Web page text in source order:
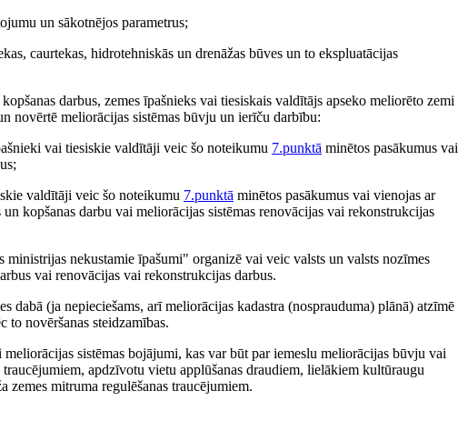
un sākotnējos parametrus;
caurtekas, hidrotehniskās un drenāžas būves un to ekspluatācijas
darbus, zemes īpašnieks vai tiesiskais valdītājs apseko meliorēto zemi
novērtē meliorācijas sistēmas būvju un ierīču darbību:
vai tiesiskie valdītāji veic šo noteikumu 7.punktā minētos pasākumus vai
valdītāji veic šo noteikumu 7.punktā minētos pasākumus vai vienojas ar
kopšanas darbu vai meliorācijas sistēmas renovācijas vai rekonstrukcijas
nekustamie īpašumi" organizē vai veic valsts un valsts nozīmes
vai renovācijas vai rekonstrukcijas darbus.
dabā (ja nepieciešams, arī meliorācijas kadastra (nosprauduma) plānā) atzīmē
to novēršanas steidzamības.
sistēmas bojājumi, kas var būt par iemeslu meliorācijas būvju vai
apdzīvotu vietu applūšanas draudiem, lielākiem kultūraugu
zemes mitruma regulēšanas traucējumiem.